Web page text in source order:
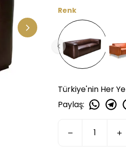
Renk
Türkiye'nin Her
Paylaş: